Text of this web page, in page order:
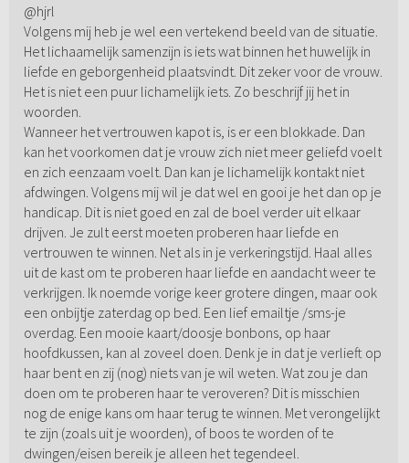
@hjrl
Volgens mij heb je wel een vertekend beeld van de situatie.
Het lichaamelijk samenzijn is iets wat binnen het huwelijk in
liefde en geborgenheid plaatsvindt. Dit zeker voor de vrouw.
Het is niet een puur lichamelijk iets. Zo beschrijf jij het in
woorden.
Wanneer het vertrouwen kapot is, is er een blokkade. Dan
kan het voorkomen dat je vrouw zich niet meer geliefd voelt
en zich eenzaam voelt. Dan kan je lichamelijk kontakt niet
afdwingen. Volgens mij wil je dat wel en gooi je het dan op je
handicap. Dit is niet goed en zal de boel verder uit elkaar
drijven. Je zult eerst moeten proberen haar liefde en
vertrouwen te winnen. Net als in je verkeringstijd. Haal alles
uit de kast om te proberen haar liefde en aandacht weer te
verkrijgen. Ik noemde vorige keer grotere dingen, maar ook
een onbijtje zaterdag op bed. Een lief emailtje /sms-je
overdag. Een mooie kaart/doosje bonbons, op haar
hoofdkussen, kan al zoveel doen. Denk je in dat je verlieft op
haar bent en zij (nog) niets van je wil weten. Wat zou je dan
doen om te proberen haar te veroveren? Dit is misschien
nog de enige kans om haar terug te winnen. Met verongelijkt
te zijn (zoals uit je woorden), of boos te worden of te
dwingen/eisen bereik je alleen het tegendeel.